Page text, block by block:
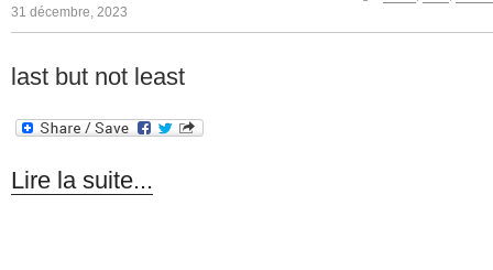
31 décembre, 2023
last but not least
Lire la suite...